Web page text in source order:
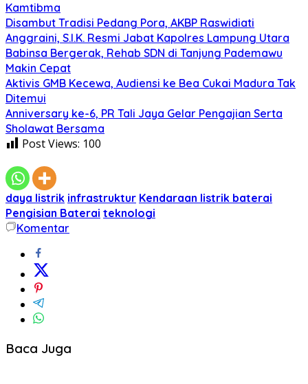
Kamtibma
Disambut Tradisi Pedang Pora, AKBP Raswidiati
Anggraini, S.I.K. Resmi Jabat Kapolres Lampung Utara
Babinsa Bergerak, Rehab SDN di Tanjung Pademawu
Makin Cepat
Aktivis GMB Kecewa, Audiensi ke Bea Cukai Madura Tak
Ditemui
Anniversary ke-6, PR Tali Jaya Gelar Pengajian Serta
Sholawat Bersama
Post Views: 100
daya listrik infrastruktur Kendaraan listrik baterai
Pengisian Baterai teknologi
Komentar
Baca Juga